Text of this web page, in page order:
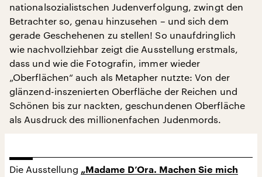
nationalsozialistschen Judenverfolgung, zwingt den
Betrachter so, genau hinzusehen – und sich dem
gerade Geschehenen zu stellen! So unaufdringlich
wie nachvollziehbar zeigt die Ausstellung erstmals,
dass und wie die Fotografin, immer wieder
„Oberflächen“ auch als Metapher nutzte: Von der
glänzend-inszenierten Oberfläche der Reichen und
Schönen bis zur nackten, geschundenen Oberfläche
als Ausdruck des millionenfachen Judenmords.
Die Ausstellung „Madame D’Ora. Machen Sie mich